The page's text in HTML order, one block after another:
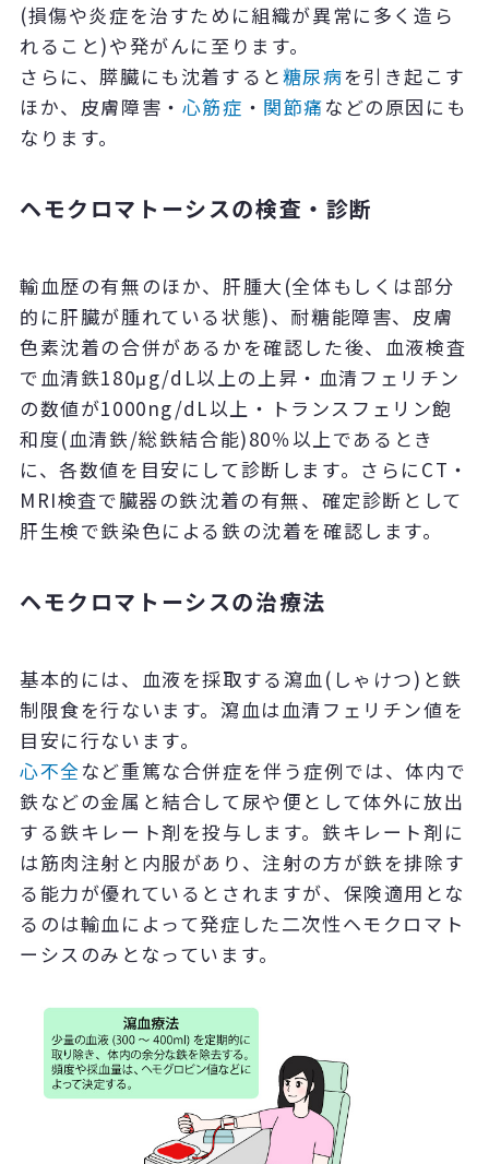
(損傷や炎症を治すために組織が異常に多く造ら
れること)や発がんに至ります。
さらに、膵臓にも沈着すると糖尿病を引き起こす
ほか、皮膚障害・ 心筋症 ・ 関節痛などの原因にも
なります。
ヘモクロマトーシスの検査・診断
輸血歴の有無のほか、肝腫大(全体もしくは部分
的に肝臓が腫れている状態)、耐糖能障害、皮膚
色素沈着の合併があるかを確認した後、血液検査
で血清鉄180μg/dL以上の上昇・血清フェリチン
の数値が1000ng/dL以上・トランスフェリン飽
和度(血清鉄/総鉄結合能)80％以上であるとき
に、各数値を目安にして診断します。さらにCT・
MRI検査で臓器の鉄沈着の有無、確定診断として
肝生検で鉄染色による鉄の沈着を確認します。
ヘモクロマトーシスの治療法
基本的には、血液を採取する瀉血(しゃけつ)と鉄
制限食を行ないます。瀉血は血清フェリチン値を
目安に行ないます。
心不全 など重篤な合併症を伴う症例では、体内で
鉄などの金属と結合して尿や便として体外に放出
する鉄キレート剤を投与します。鉄キレート剤に
は筋肉注射と内服があり、注射の方が鉄を排除す
る能力が優れているとされますが、保険適用とな
るのは輸血によって発症した二次性ヘモクロマト
ーシスのみとなっています。